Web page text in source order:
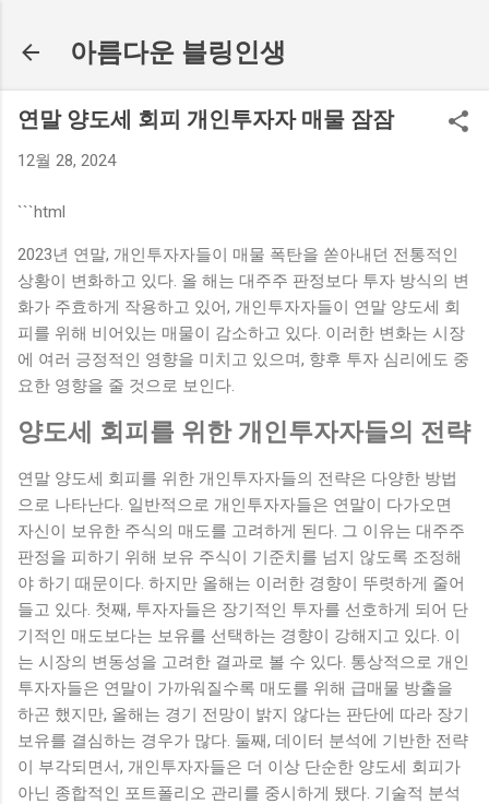
아름다운 블링인생
연말 양도세 회피 개인투자자 매물 잠잠
12월 28, 2024
```html
2023년 연말, 개인투자자들이 매물 폭탄을 쏟아내던 전통적인
상황이 변화하고 있다. 올 해는 대주주 판정보다 투자 방식의 변
화가 주효하게 작용하고 있어, 개인투자자들이 연말 양도세 회
피를 위해 비어있는 매물이 감소하고 있다. 이러한 변화는 시장
에 여러 긍정적인 영향을 미치고 있으며, 향후 투자 심리에도 중
요한 영향을 줄 것으로 보인다.
양도세 회피를 위한 개인투자자들의 전략
연말 양도세 회피를 위한 개인투자자들의 전략은 다양한 방법
으로 나타난다. 일반적으로 개인투자자들은 연말이 다가오면
자신이 보유한 주식의 매도를 고려하게 된다. 그 이유는 대주주
판정을 피하기 위해 보유 주식이 기준치를 넘지 않도록 조정해
야 하기 때문이다. 하지만 올해는 이러한 경향이 뚜렷하게 줄어
들고 있다. 첫째, 투자자들은 장기적인 투자를 선호하게 되어 단
기적인 매도보다는 보유를 선택하는 경향이 강해지고 있다. 이
는 시장의 변동성을 고려한 결과로 볼 수 있다. 통상적으로 개인
투자자들은 연말이 가까워질수록 매도를 위해 급매물 방출을
하곤 했지만, 올해는 경기 전망이 밝지 않다는 판단에 따라 장기
보유를 결심하는 경우가 많다. 둘째, 데이터 분석에 기반한 전략
이 부각되면서, 개인투자자들은 더 이상 단순한 양도세 회피가
아닌 종합적인 포트폴리오 관리를 중시하게 됐다. 기술적 분석